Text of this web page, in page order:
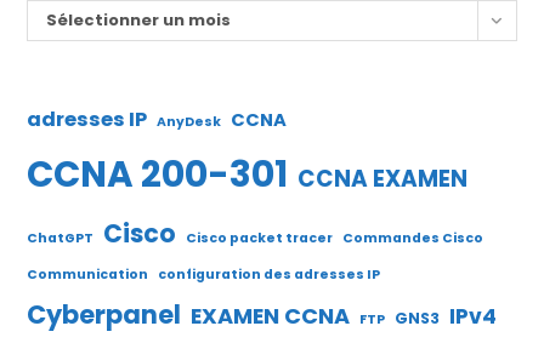
Archives
Sélectionner un mois
adresses IP AnyDesk CCNA
CCNA 200-301 CCNA EXAMEN
ChatGPT Cisco Cisco packet tracer Commandes Cisco
Communication
configuration des adresses IP
Cyberpanel EXAMEN CCNA FTP GNS3 IPv4